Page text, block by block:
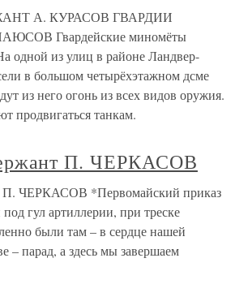
А. КУРАСОВ ГВАРДИИ
Гвардейские миномёты
одной из улиц в районе Ландвер-
в большом четырёхэтажном дсме
из него огонь из всех видов оружия.
продвигаться танкам.
П. ЧЕРКАСОВ
П. ЧЕРКАСОВ *Первомайский приказ
гул артиллерии, при треске
были там – в сердце нашей
парад, а здесь мы завершаем